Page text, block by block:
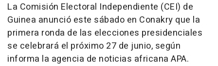
La Comisión Electoral Independiente (CEI) de
Guinea anunció este sábado en Conakry que la
primera ronda de las elecciones presidenciales
se celebrará el próximo 27 de junio, según
informa la agencia de noticias africana APA.